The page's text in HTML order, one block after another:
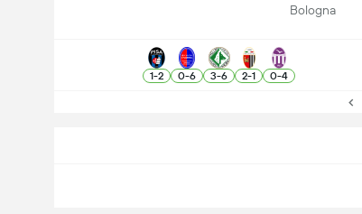
Bologna
4
-
0
1
-
2
6
-
3
6
-
0
2
-
1